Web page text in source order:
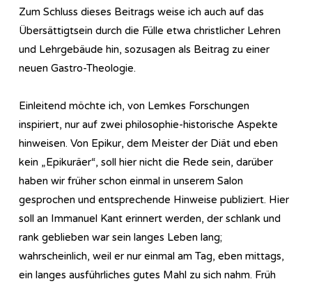
Zum Schluss dieses Beitrags weise ich auch auf das
Übersättigtsein durch die Fülle etwa christlicher Lehren
und Lehrgebäude hin, sozusagen als Beitrag zu einer
neuen Gastro-Theologie.
Einleitend möchte ich, von Lemkes Forschungen
inspiriert, nur auf zwei philosophie-historische Aspekte
hinweisen. Von Epikur, dem Meister der Diät und eben
kein „Epikuräer“, soll hier nicht die Rede sein, darüber
haben wir früher schon einmal in unserem Salon
gesprochen und entsprechende Hinweise publiziert. Hier
soll an Immanuel Kant erinnert werden, der schlank und
rank geblieben war sein langes Leben lang;
wahrscheinlich, weil er nur einmal am Tag, eben mittags,
ein langes ausführliches gutes Mahl zu sich nahm. Früh